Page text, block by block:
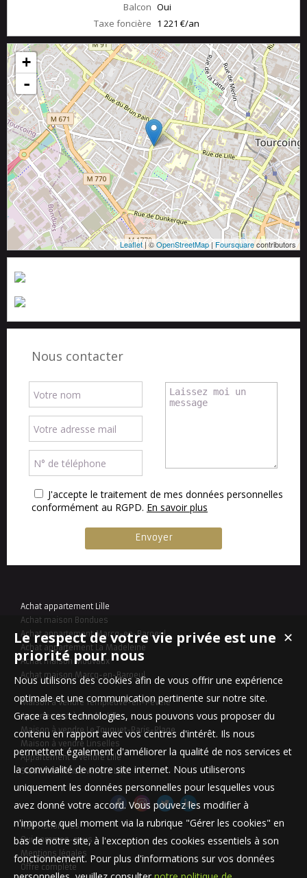
Balcon Oui
Taxe foncière 1 221 €/an
+
-
Leaflet| ©OpenStreetMap | Foursquarecontributors
Nous contacter
J'accepte le traitement de mes données personnelles
conformément au RGPD. En savoir plus
Achat appartement Lille
Achat maison Bondues
Achat appartement Marcq-en-Baroeul
Achat appartement La Madeleine
Achat maison Mouvaux
Achat maison Marcq-en-Baroeul
Maison à vendre Templeuve-en-Pévèle
Appartement à vendre Lille
Maison à vendre Le Touquet-Paris-Plage
Maison à vendre Linselles
Appartement à vendre Lille
Stationnement à vendre Lille
Nos Honoraires
Qui sommes-nous
Mentions légales
Offre complète
✕
Le respect de votre vie privée est une
priorité pour nous
Nous utilisons des cookies afin de vous offrir une expérience
optimale et une communication pertinente sur notre site.
Grace à ces technologies, nous pouvons vous proposer du
contenu en rapport avec vos centres d'intérêt. Ils nous
permettent également d'améliorer la qualité de nos services et
la convivialité de notre site internet. Nous utiliserons
uniquement les données personnelles pour lesquelles vous
avez donné votre accord. Vous pouvez les modifier à
n'importe quel moment via la rubrique "Gérer les cookies" en
bas de notre site, à l'exception des cookies essentiels à son
fonctionnement. Pour plus d'informations sur vos données